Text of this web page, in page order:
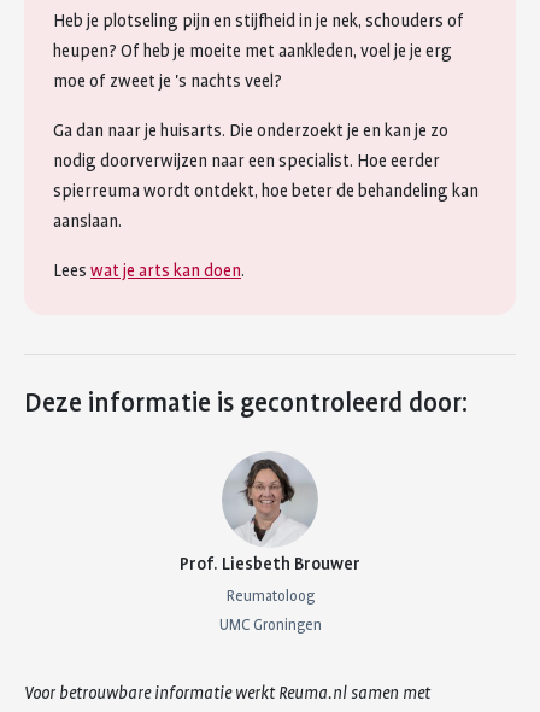
Heb je plotseling pijn en stijfheid in je nek, schouders of
heupen? Of heb je moeite met aankleden, voel je je erg
moe of zweet je 's nachts veel?
Ga dan naar je huisarts. Die onderzoekt je en kan je zo
nodig doorverwijzen naar een specialist. Hoe eerder
spierreuma wordt ontdekt, hoe beter de behandeling kan
aanslaan.
Lees wat je arts kan doen.
Deze informatie is gecontroleerd door:
Prof. Liesbeth Brouwer
Reumatoloog
UMC Groningen
Voor betrouwbare informatie werkt Reuma.nl samen met